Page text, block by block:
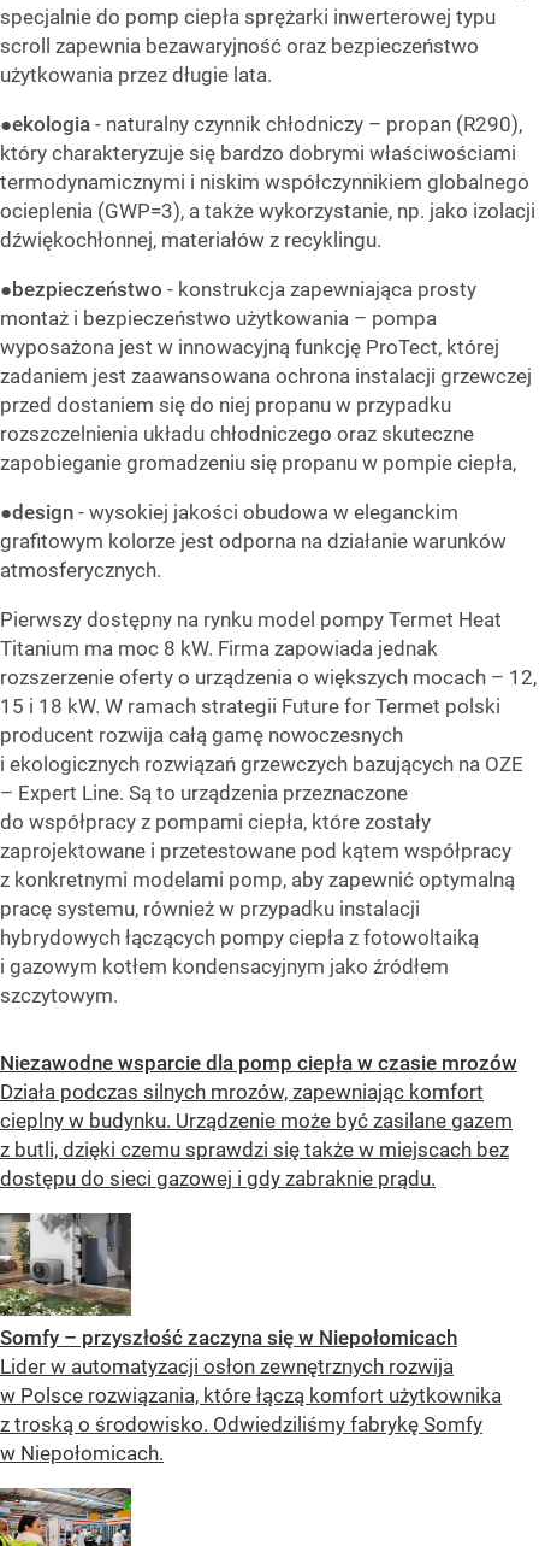
specjalnie do pomp ciepła sprężarki inwerterowej typu
scroll zapewnia bezawaryjność oraz bezpieczeństwo
użytkowania przez długie lata.
●ekologia - naturalny czynnik chłodniczy – propan (R290),
który charakteryzuje się bardzo dobrymi właściwościami
termodynamicznymi i niskim współczynnikiem globalnego
ocieplenia (GWP=3), a także wykorzystanie, np. jako izolacji
dźwiękochłonnej, materiałów z recyklingu.
●bezpieczeństwo - konstrukcja zapewniająca prosty
montaż i bezpieczeństwo użytkowania – pompa
wyposażona jest w innowacyjną funkcję ProTect, której
zadaniem jest zaawansowana ochrona instalacji grzewczej
przed dostaniem się do niej propanu w przypadku
rozszczelnienia układu chłodniczego oraz skuteczne
zapobieganie gromadzeniu się propanu w pompie ciepła,
●design - wysokiej jakości obudowa w eleganckim
grafitowym kolorze jest odporna na działanie warunków
atmosferycznych.
Pierwszy dostępny na rynku model pompy Termet Heat
Titanium ma moc 8 kW. Firma zapowiada jednak
rozszerzenie oferty o urządzenia o większych mocach – 12,
15 i 18 kW. W ramach strategii Future for Termet polski
producent rozwija całą gamę nowoczesnych
i ekologicznych rozwiązań grzewczych bazujących na OZE
– Expert Line. Są to urządzenia przeznaczone
do współpracy z pompami ciepła, które zostały
zaprojektowane i przetestowane pod kątem współpracy
z konkretnymi modelami pomp, aby zapewnić optymalną
pracę systemu, również w przypadku instalacji
hybrydowych łączących pompy ciepła z fotowoltaiką
i gazowym kotłem kondensacyjnym jako źródłem
szczytowym.
Niezawodne wsparcie dla pomp ciepła w czasie mrozów
Działa podczas silnych mrozów, zapewniając komfort
cieplny w budynku. Urządzenie może być zasilane gazem
z butli, dzięki czemu sprawdzi się także w miejscach bez
dostępu do sieci gazowej i gdy zabraknie prądu.
Somfy – przyszłość zaczyna się w Niepołomicach
Lider w automatyzacji osłon zewnętrznych rozwija
w Polsce rozwiązania, które łączą komfort użytkownika
z troską o środowisko. Odwiedziliśmy fabrykę Somfy
w Niepołomicach.